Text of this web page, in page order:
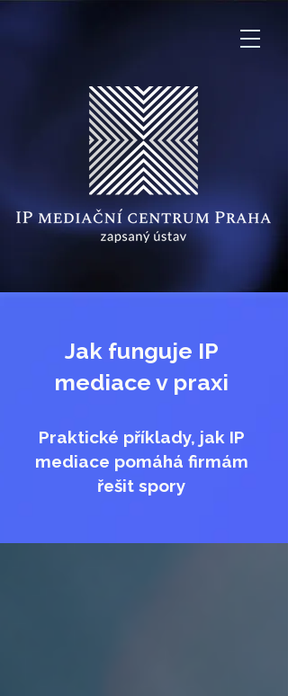
Jak funguje IP
mediace v praxi
Praktické příklady, jak IP
mediace pomáhá firmám
řešit spory